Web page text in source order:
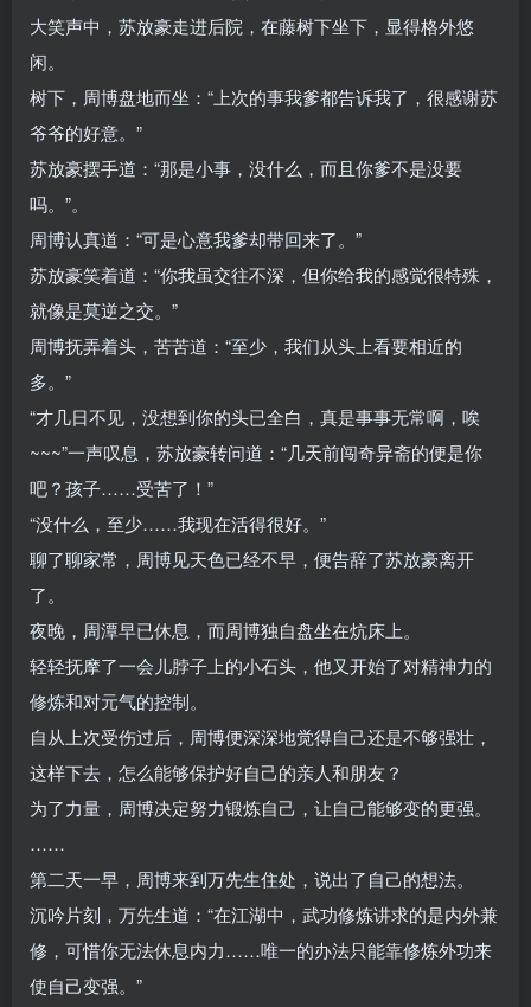
大笑声中，苏放豪走进后院，在藤树下坐下，显得格外悠
闲。
树下，周博盘地而坐：“上次的事我爹都告诉我了，很感谢苏
爷爷的好意。”
苏放豪摆手道：“那是小事，没什么，而且你爹不是没要
吗。”。
周博认真道：“可是心意我爹却带回来了。”
苏放豪笑着道：“你我虽交往不深，但你给我的感觉很特殊，
就像是莫逆之交。”
周博抚弄着头，苦苦道：“至少，我们从头上看要相近的
多。”
“才几日不见，没想到你的头已全白，真是事事无常啊，唉
~~~”一声叹息，苏放豪转问道：“几天前闯奇异斋的便是你
吧？孩子……受苦了！”
“没什么，至少……我现在活得很好。”
聊了聊家常，周博见天色已经不早，便告辞了苏放豪离开
了。
夜晚，周潭早已休息，而周博独自盘坐在炕床上。
轻轻抚摩了一会儿脖子上的小石头，他又开始了对精神力的
修炼和对元气的控制。
自从上次受伤过后，周博便深深地觉得自己还是不够强壮，
这样下去，怎么能够保护好自己的亲人和朋友？
为了力量，周博决定努力锻炼自己，让自己能够变的更强。
……
第二天一早，周博来到万先生住处，说出了自己的想法。
沉吟片刻，万先生道：“在江湖中，武功修炼讲求的是内外兼
修，可惜你无法休息内力……唯一的办法只能靠修炼外功来
使自己变强。”